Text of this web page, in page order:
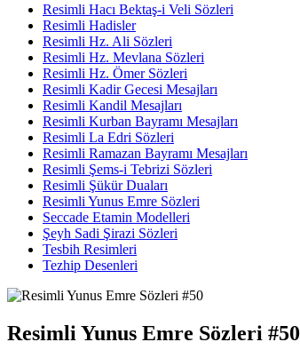
Resimli Hacı Bektaş-i Veli Sözleri
Resimli Hadisler
Resimli Hz. Ali Sözleri
Resimli Hz. Mevlana Sözleri
Resimli Hz. Ömer Sözleri
Resimli Kadir Gecesi Mesajları
Resimli Kandil Mesajları
Resimli Kurban Bayramı Mesajları
Resimli La Edri Sözleri
Resimli Ramazan Bayramı Mesajları
Resimli Şems-i Tebrizi Sözleri
Resimli Şükür Duaları
Resimli Yunus Emre Sözleri
Seccade Etamin Modelleri
Şeyh Sadi Şirazi Sözleri
Tesbih Resimleri
Tezhip Desenleri
Resimli Yunus Emre Sözleri #50